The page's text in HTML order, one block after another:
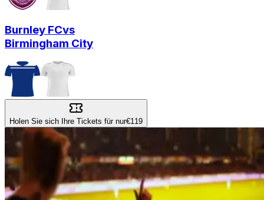
Burnley FCvs
Birmingham City
Holen Sie sich Ihre Tickets für nur€119